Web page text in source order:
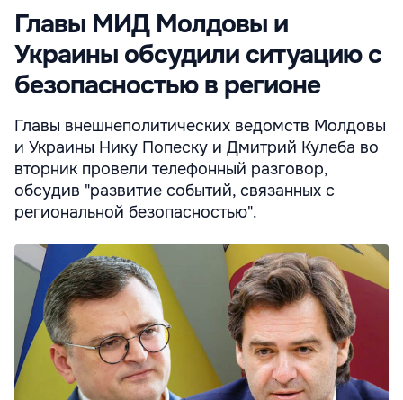
Главы МИД Молдовы и
Украины обсудили ситуацию с
безопасностью в регионе
Главы внешнеполитических ведомств Молдовы
и Украины Нику Попеску и Дмитрий Кулеба во
вторник провели телефонный разговор,
обсудив "развитие событий, связанных с
региональной безопасностью".